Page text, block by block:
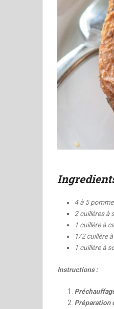
4 à 5
2 cuillères à
1 cuillère à
1/2 cuillère
1 cuillère à
Instructions :
Préparation